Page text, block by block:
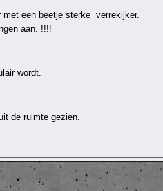
een beetje sterke verrekijker.
aan. !!!!
wordt.
de ruimte gezien.